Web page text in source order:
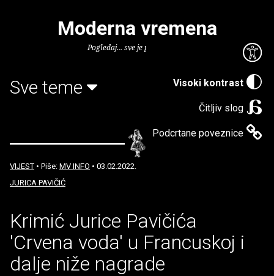
Visoki kontrast
Čitljiv slog
Podcrtane poveznice
Moderna vremena
Pogledaj... sve je puno knjiga.
Sve teme
VIJEST • Piše: MV INFO • 03.02.2022.
JURICA PAVIČIĆ
Krimić Jurice Pavičića
'Crvena voda' u Francuskoj i
dalje niže nagrade